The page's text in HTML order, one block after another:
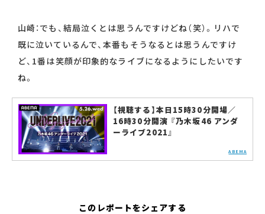
山崎：でも、結局泣くとは思うんですけどね（笑）。リハで
既に泣いているんで、本番もそうなるとは思うんですけ
ど、1番は笑顔が印象的なライブになるようにしたいです
ね。
【視聴する】本日15時30分開場／
16時30分開演 『乃木坂46 アンダ
ーライブ2021』
ABEMA
このレポートをシェアする